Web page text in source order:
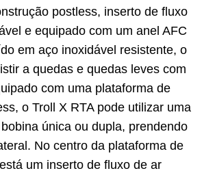
postless, inserto de fluxo
e equipado com um anel AFC
em aço inoxidável resistente, o
a quedas e quedas leves com
com uma plataforma de
o Troll X RTA pode utilizar uma
única ou dupla, prendendo
No centro da plataforma de
um inserto de fluxo de ar